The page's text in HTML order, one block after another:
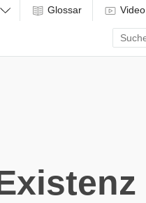
Glossar Video
Enter
search
term